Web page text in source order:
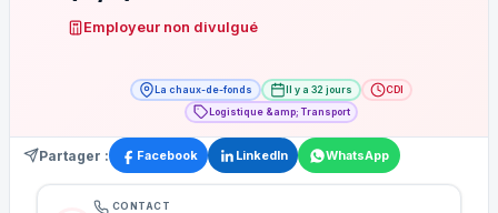
Employeur non divulgué
La chaux-de-fonds Il y a 32 jours
CDI
Logistique &amp; Transport
Partager : Facebook LinkedIn WhatsApp
CONTACT